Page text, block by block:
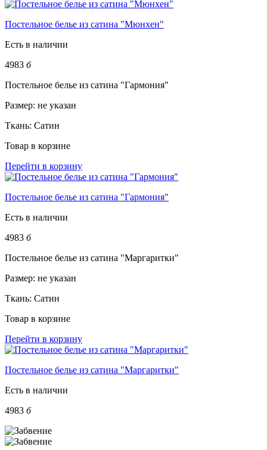
Постельное белье из сатина "Мюнхен"
Есть в наличии
4983 б
Постельное белье из сатина "Гармония"
Размер: не указан
Ткань: Сатин
Товар в корзине
Перейти в корзину
Постельное белье из сатина "Гармония"
Есть в наличии
4983 б
Постельное белье из сатина "Маргаритки"
Размер: не указан
Ткань: Сатин
Товар в корзине
Перейти в корзину
Постельное белье из сатина "Маргаритки"
Есть в наличии
4983 б